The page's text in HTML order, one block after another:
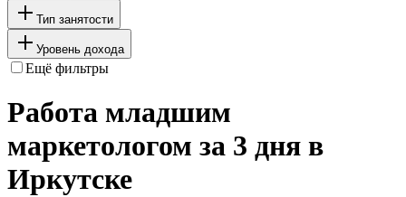
Тип занятости
Уровень дохода
Ещё фильтры
Работа младшим
маркетологом за 3 дня в
Иркутске